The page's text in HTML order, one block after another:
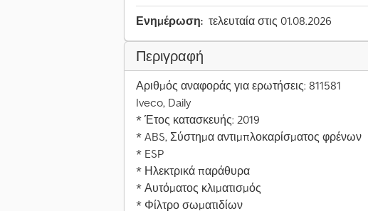
Ενημέρωση: τελευταία στις 01.08.2026
Περιγραφή
Αριθμός αναφοράς για ερωτήσεις: 811581
Iveco, Daily
* Έτος κατασκευής: 2019
* ABS, Σύστημα αντιμπλοκαρίσματος φρένων
* ESP
* Ηλεκτρικά παράθυρα
* Αυτόματος κλιματισμός
* Φίλτρο σωματιδίων